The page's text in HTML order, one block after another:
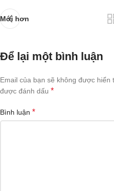
Mới hơn
Để lại một bình luận
Email của bạn sẽ không được hiển
được đánh dấu *
Bình luận *